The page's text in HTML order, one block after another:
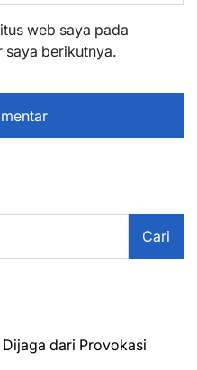
web saya pada
saya berikutnya.
Cari
dari Provokasi